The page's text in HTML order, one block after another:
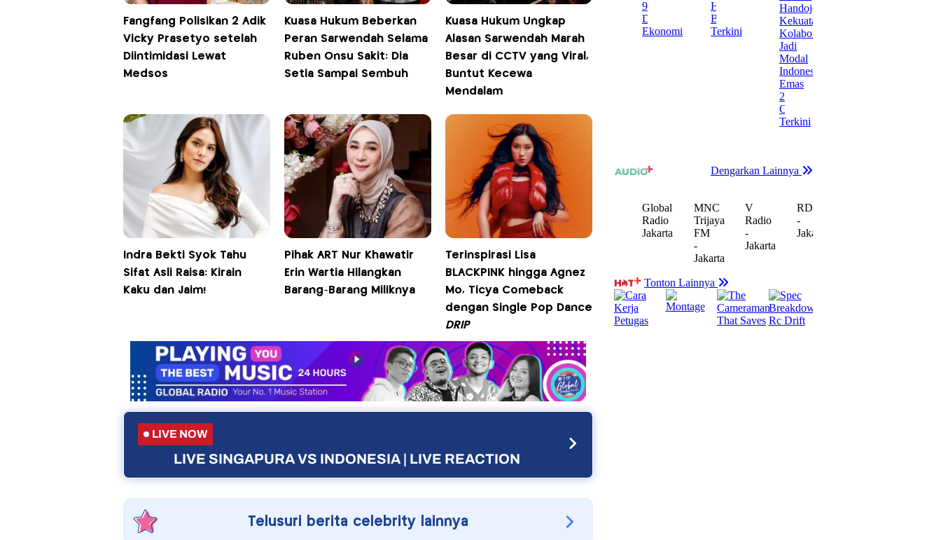
Fangfang Polisikan 2 Adik
Vicky Prasetyo setelah
Diintimidasi Lewat
Medsos
Kuasa Hukum Beberkan
Peran Sarwendah Selama
Ruben Onsu Sakit: Dia
Setia Sampai Sembuh
Kuasa Hukum Ungkap
Alasan Sarwendah Marah
Besar di CCTV yang Viral,
Buntut Kecewa
Mendalam
Indra Bekti Syok Tahu
Sifat Asli Raisa: Kirain
Kaku dan Jaim!
Pihak ART Nur Khawatir
Erin Wartia Hilangkan
Barang-Barang Miliknya
Terinspirasi Lisa
BLACKPINK hingga Agnez
Mo, Ticya Comeback
dengan Single Pop Dance
DRIP
LIVE NOW
LIVE SINGAPURA VS INDONESIA | LIVE REACTION
Telusuri berita celebrity lainnya